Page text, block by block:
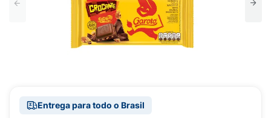
Entrega para todo o Brasil